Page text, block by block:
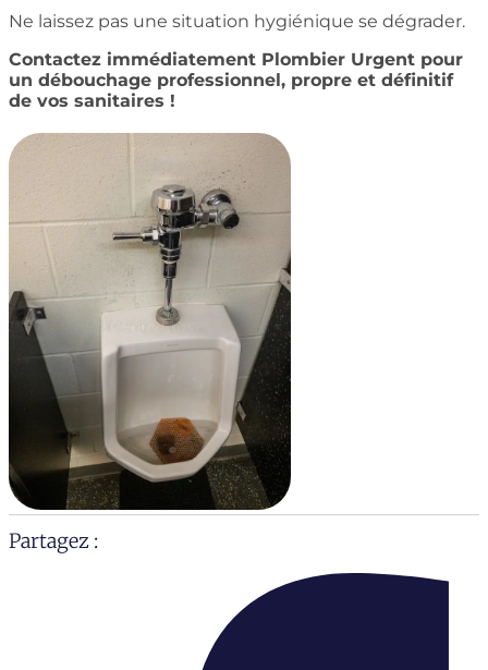
Ne laissez pas une situation hygiénique se dégrader.
Contactez immédiatement Plombier Urgent pour
un débouchage professionnel, propre et définitif
de vos sanitaires !
Partagez :